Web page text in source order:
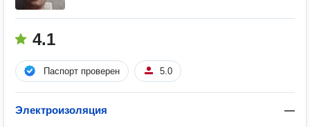
4.1
Паспорт проверен 5.0
Электроизоляция —